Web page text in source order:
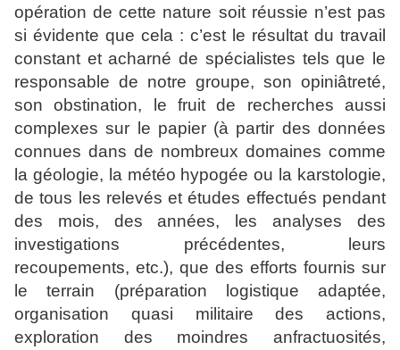
opération de cette nature soit réussie n’est pas
si évidente que cela : c’est le résultat du travail
constant et acharné de spécialistes tels que le
responsable de notre groupe, son opiniâtreté,
son obstination, le fruit de recherches aussi
complexes sur le papier (à partir des données
connues dans de nombreux domaines comme
la géologie, la météo hypogée ou la karstologie,
de tous les relevés et études effectués pendant
des mois, des années, les analyses des
investigations précédentes, leurs
recoupements, etc.), que des efforts fournis sur
le terrain (préparation logistique adaptée,
organisation quasi militaire des actions,
exploration des moindres anfractuosités,